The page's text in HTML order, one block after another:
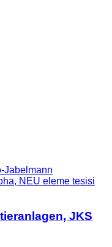
Jabelmann
NEU eleme tesisi
JKS